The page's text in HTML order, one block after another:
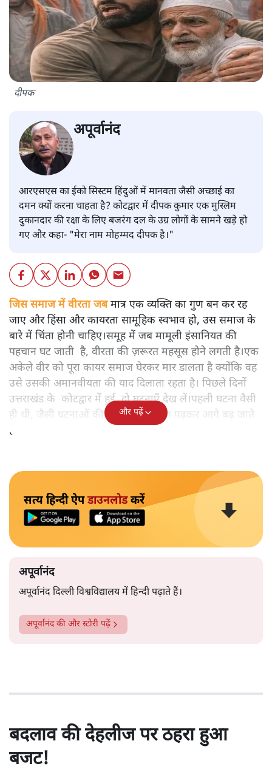
दीपक
अपूर्वानंद
आरएसएस का ईको सिस्टम हिंदुओं में मानवता जैसी अच्छाई का
दमन क्यों करना चाहता है? कोटद्वार में दीपक कुमार एक मुस्लिम
दुकानदार की रक्षा के लिए बजरंग दल के उग्र लोगों के सामने खड़े हो
गए और कहा- "मेरा नाम मोहम्मद दीपक है।"
जिस समाज में वीरता जबमात्र एक व्यक्ति का गुण बन कर रह
जाए और हिंसा और कायरता सामूहिक स्वभाव हो, उस समाज के
बारे में चिंता होनी चाहिए।समूह में जब मामूली इंसानियत की
पहचान घट जाती है, वीरता की ज़रूरत महसूस होने लगती है।एक
अकेले वीर को पूरा कायर समाज घेरकर मार डालता है क्योंकि वह
उसे उसकी अमानवीयता की याद दिलाता रहता है। पिछले दिनों
उत्तराखंड के कोटद्वार में हुई दो घटनाएँ देख लें।पहली घटना वैसी
ही थी, जैसी घटनाओं की खबर हम रोज़ाना पढ़कर आगे बढ़ जाते
हैं।भारत के तक़रीबन हर हिस्से से ऐसी खबर आती ही रहती है।
और पढ़ें
सत्य हिन्दी ऐपडाउनलोडकरें
अपूर्वानंद
अपूर्वानंद दिल्ली विश्वविद्यालय में हिन्दी पढ़ाते हैं।
अपूर्वानंदकी और स्टोरी पढ़ें
बदलाव की देहलीज पर ठहरा हुआ
बजट!